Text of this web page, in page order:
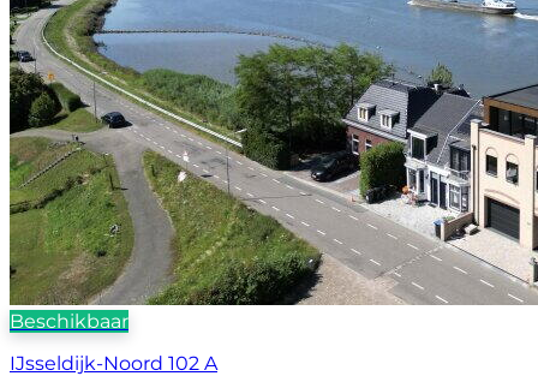
Beschikbaar
IJsseldijk-Noord 102 A